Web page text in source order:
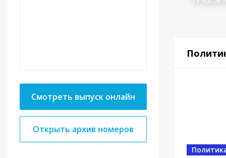
Смотреть выпуск онлайн
Открыть архив номеров